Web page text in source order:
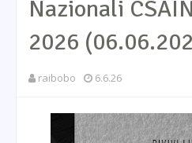
Nazionali
2026
raibobo 6.6.26